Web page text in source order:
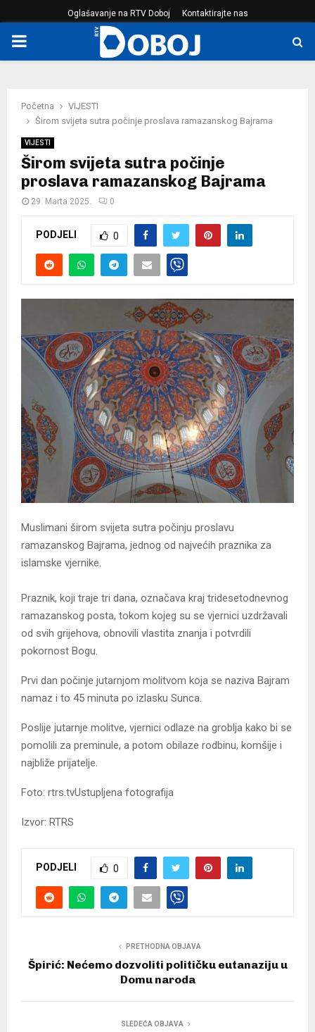
Oglašavanje na RTV Doboj Kontaktirajte nas
PRIMARY
Početna
VIJESTI
Širom svijeta sutra počinje proslava ramazanskog Bajrama
VIJESTI
Širom svijeta sutra počinje
proslava ramazanskog Bajrama
29. Marta 2025. 0
PODJELI 0
Muslimani širom svijeta sutra počinju proslavu
ramazanskog Bajrama, jednog od najvećih praznika za
islamske vjernike.
Praznik, koji traje tri dana, označava kraj tridesetodnevnog
ramazanskog posta, tokom kojeg su se vjernici uzdržavali
od svih grijehova, obnovili vlastita znanja i potvrdili
pokornost Bogu.
Prvi dan počinje jutarnjom molitvom koja se naziva Bajram
namaz i to 45 minuta po izlasku Sunca.
Poslije jutarnje molitve, vjernici odlaze na groblja kako bi se
pomolili za preminule, a potom obilaze rodbinu, komšije i
najbliže prijatelje.
Foto: rtrs.tvUstupljena fotografija
Izvor: RTRS
PODJELI 0
PRETHODNA OBJAVA
Špirić: Nećemo dozvoliti političku eutanaziju u
Domu naroda
SLEDEĆA OBJAVA